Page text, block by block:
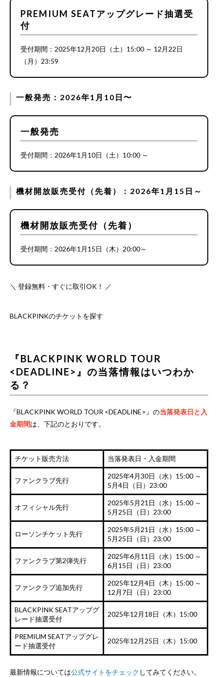
PREMIUM SEATアップグレード抽選受
付
受付期間：2025年12月20日（土）15:00 ～ 12月22日
（月）23:59
一般発売：2026年1月10日〜
一般発売
受付期間：2026年1月10日（土）10:00 ～
機材開放販売受付（先着）：2026年1月15日～
機材開放販売受付（先着）
受付期間：2026年1月15日（木）20:00～
＼ 登録無料・すぐに取引OK！ ／
BLACKPINKのチケットを探す
『BLACKPINK WORLD TOUR
<DEADLINE>』の当落情報はいつわか
る？
『BLACKPINK WORLD TOUR <DEADLINE>』の当落発表日と入
金期間は、下記のとおりです。
チケット販売方法 当落発表日・入金期間
ファンクラブ先行
2025年4月30日（水）15:00 ～
5月4日（日）23:00
オフィシャル先行
2025年5月21日（水）15:00 ～
5月25日（日）23:00
ローソンチケット先行
2025年5月21日（水）15:00 ～
5月25日（日）23:00
ファンクラブ第2弾先行
2025年6月11日（水）15:00 ～
6月15日（日）23:00
ファンクラブ追加先行
2025年12月4日（木）15:00 ～
12月7日（日）23:00
BLACKPINK SEATアップグ
レード抽選受付
2025年12月18日（木）15:00
PREMIUM SEATアップグレ
ード抽選受付
2025年12月25日（木）15:00
最新情報については公式サイトをチェック してみてください。